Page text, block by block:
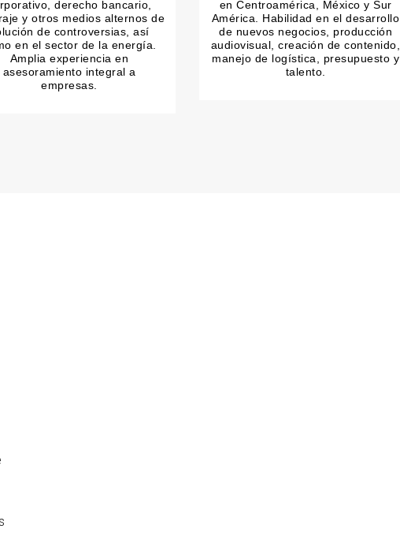
derecho bancario,
y otros medios alternos de
de controversias, así
en el sector de la energía.
Amplia experiencia en
asesoramiento integral a
empresas.
en Centroamérica, México y Sur
América. Habilidad en el desarrollo
de nuevos negocios, producción
audiovisual, creación de contenido,
manejo de logística, presupuesto y
talento.